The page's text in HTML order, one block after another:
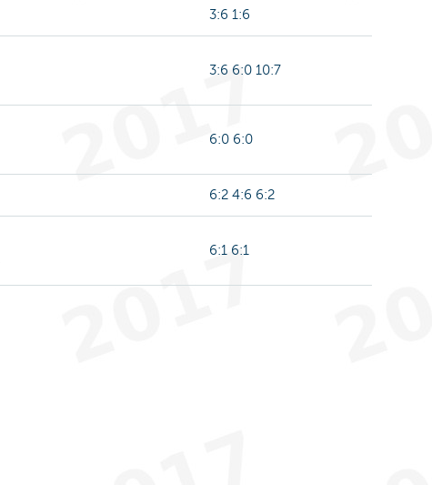
3:6 1:6
3:6 6:0 10:7
6:0 6:0
6:2 4:6 6:2
6:1 6:1